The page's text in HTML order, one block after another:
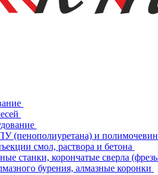
(пенополиуретана) и
смол, раствора и бетона
станки, корончатые сверла
бурения, алмазные коронки